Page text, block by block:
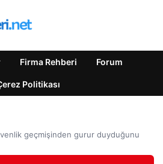
Firma Rehberi Forum
Politikası
geçmişinden gurur duyduğunu